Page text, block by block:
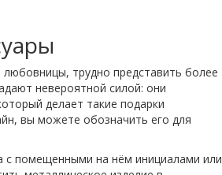
трудно представить более
невероятной силой: они
делает такие подарки
вы можете обозначить его для
с помещенными на нём инициалами или